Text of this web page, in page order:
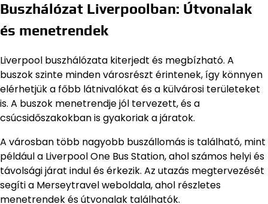
Buszhálózat Liverpoolban: Útvonalak
és menetrendek
Liverpool buszhálózata kiterjedt és megbízható. A
buszok szinte minden városrészt érintenek, így könnyen
elérhetjük a főbb látnivalókat és a külvárosi területeket
is. A buszok menetrendje jól tervezett, és a
csúcsidőszakokban is gyakoriak a járatok.
A városban több nagyobb buszállomás is található, mint
például a Liverpool One Bus Station, ahol számos helyi és
távolsági járat indul és érkezik. Az utazás megtervezését
segíti a Merseytravel weboldala, ahol részletes
menetrendek és útvonalak találhatók.